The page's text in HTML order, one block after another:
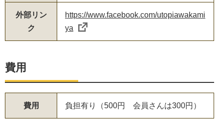
外部リン
ク
https://www.facebook.com/utopiawakami
ya
費用
費用 負担有り（500円 会員さんは300円）